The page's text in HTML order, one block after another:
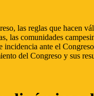
las reglas que hacen
las comunidades
incidencia ante el
del Congreso y sus